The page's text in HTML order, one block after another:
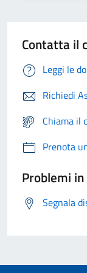
Contatta il
Leggi le
Richiedi
Chiama il
Prenota
Problemi
Segnala